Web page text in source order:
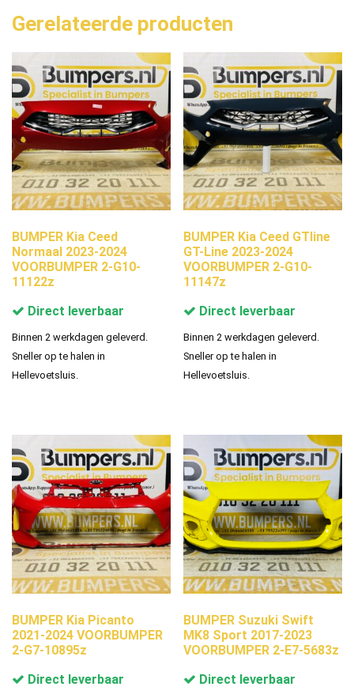
Gerelateerde producten
BUMPER Kia Ceed
Normaal 2023-2024
VOORBUMPER 2-G10-
11122z
Direct leverbaar
Binnen 2 werkdagen geleverd.
Sneller op te halen in
Hellevoetsluis.
BUMPER Kia Ceed GTline
GT-Line 2023-2024
VOORBUMPER 2-G10-
11147z
Direct leverbaar
Binnen 2 werkdagen geleverd.
Sneller op te halen in
Hellevoetsluis.
BUMPER Kia Picanto
2021-2024 VOORBUMPER
2-G7-10895z
Direct leverbaar
BUMPER Suzuki Swift
MK8 Sport 2017-2023
VOORBUMPER 2-E7-5683z
Direct leverbaar